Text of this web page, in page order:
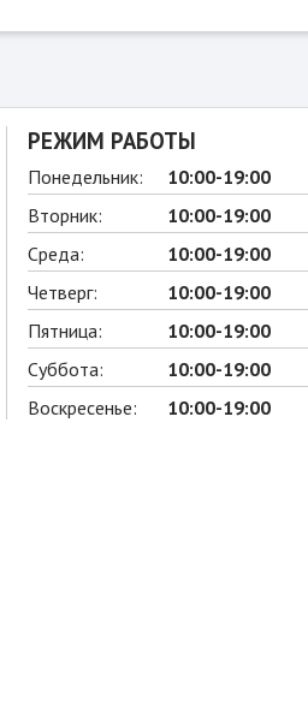
РЕЖИМ РАБОТЫ
Понедельник: 10:00-19:00
Вторник: 10:00-19:00
Среда: 10:00-19:00
Четверг: 10:00-19:00
Пятница: 10:00-19:00
Суббота: 10:00-19:00
Воскресенье: 10:00-19:00